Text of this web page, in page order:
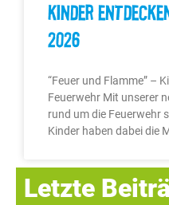
Kinder
2026
“Feuer und Flamme” –
Feuerwehr Mit unserer
rund um die Feuerwehr
Kinder haben dabei die
Letzte